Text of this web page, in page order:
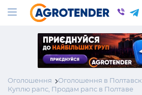
Оголошення
Оголошення в
Куплю рапс, Продам рапс в Полтаве